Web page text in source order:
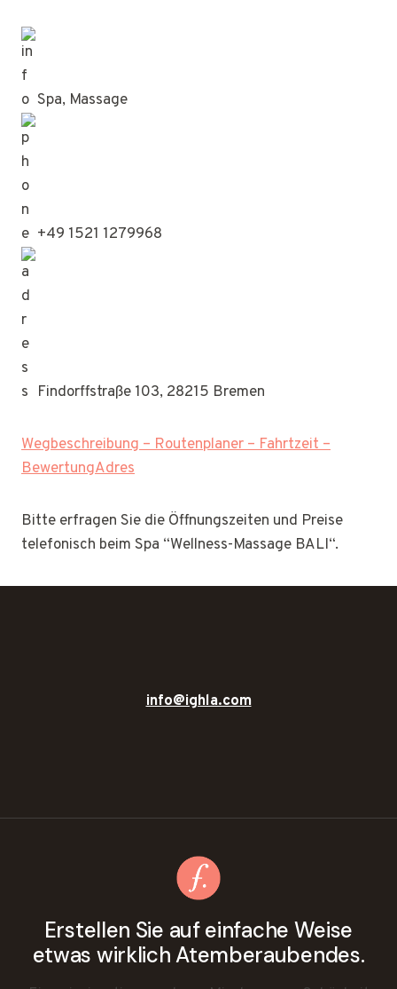
Spa, Massage
+49 1521 1279968
Findorffstraße 103, 28215 Bremen
Wegbeschreibung – Routenplaner – Fahrtzeit –
BewertungAdres
Bitte erfragen Sie die Öffnungszeiten und Preise
telefonisch beim Spa “Wellness-Massage BALI“.
info@ighla.com
Erstellen Sie auf einfache Weise
etwas wirklich Atemberaubendes.